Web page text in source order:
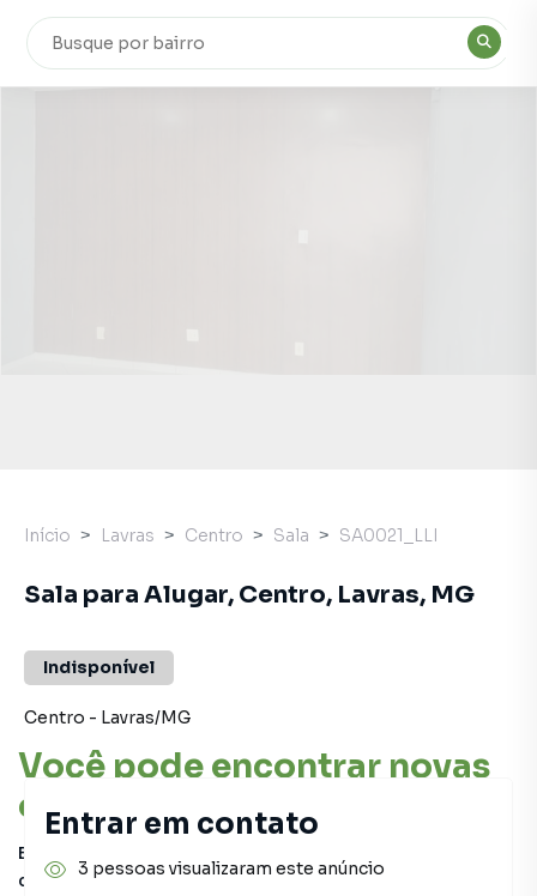
Você pode encontrar novas
oportunidades!
Este imóvel não está mais disponível, mas você pode
conferir outros em nosso site ou deixar seu contato para
Início Lavras Centro Sala SA0021_LLI
Sala para Alugar, Centro, Lavras, MG
Indisponível
Centro - Lavras/MG
Entrar em contato
3 pessoas visualizaram este anúncio